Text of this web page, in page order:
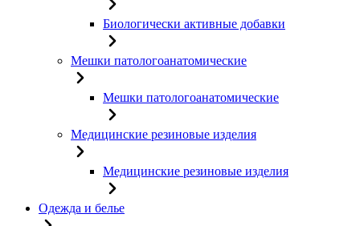
Биологически активные добавки
Мешки патологоанатомические
Мешки патологоанатомические
Медицинские резиновые изделия
Медицинские резиновые изделия
Одежда и белье